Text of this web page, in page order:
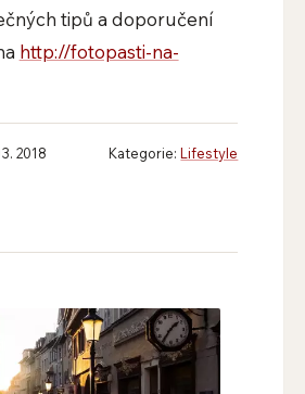
tipů a doporučení
http://fotopasti-na-
2018 Kategorie:Lifestyle